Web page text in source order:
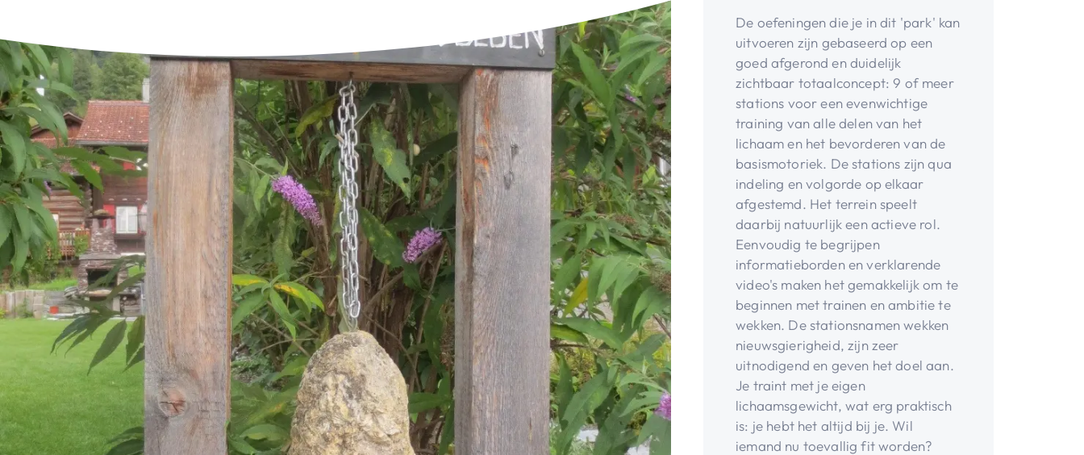
De oefeningen die je in dit 'park' kan
uitvoeren zijn gebaseerd op een
goed afgerond en duidelijk
zichtbaar totaalconcept: 9 of meer
stations voor een evenwichtige
training van alle delen van het
lichaam en het bevorderen van de
basismotoriek. De stations zijn qua
indeling en volgorde op elkaar
afgestemd. Het terrein speelt
daarbij natuurlijk een actieve rol.
Eenvoudig te begrijpen
informatieborden en verklarende
video's maken het gemakkelijk om te
beginnen met trainen en ambitie te
wekken. De stationsnamen wekken
nieuwsgierigheid, zijn zeer
uitnodigend en geven het doel aan.
Je traint met je eigen
lichaamsgewicht, wat erg praktisch
is: je hebt het altijd bij je. Wil
iemand nu toevallig fit worden?